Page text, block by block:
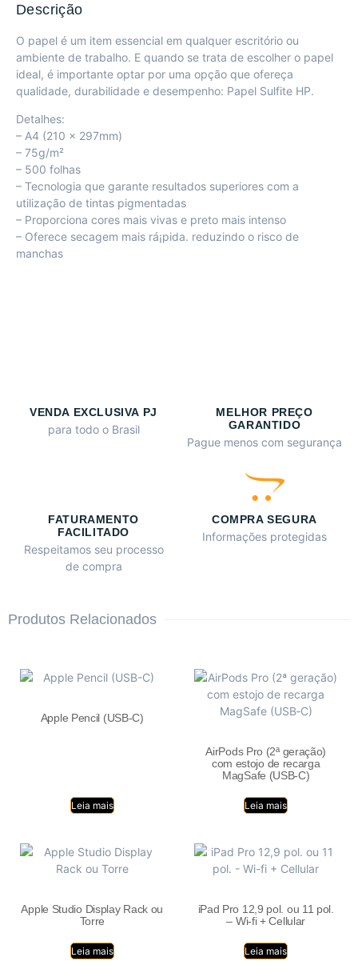
Descrição
O papel é um item essencial em qualquer escritório ou
ambiente de trabalho. E quando se trata de escolher o papel
ideal, é importante optar por uma opção que ofereça
qualidade, durabilidade e desempenho: Papel Sulfite HP.
Detalhes:
– A4 (210 x 297mm)
– 75g/m²
– 500 folhas
– Tecnologia que garante resultados superiores com a
utilização de tintas pigmentadas
– Proporciona cores mais vivas e preto mais intenso
– Oferece secagem mais rá¡pida. reduzindo o risco de
manchas
VENDA EXCLUSIVA PJ
para todo o Brasil
MELHOR PREÇO
GARANTIDO
Pague menos com segurança
FATURAMENTO
FACILITADO
Respeitamos seu processo
de compra
COMPRA SEGURA
Informações protegidas
Produtos Relacionados
Apple Pencil (USB-C)
Leia mais
AirPods Pro (2ª geração)
com estojo de recarga
MagSafe (USB‑C)
Leia mais
Apple Studio Display Rack ou
Torre
Leia mais
iPad Pro 12,9 pol. ou 11 pol.
– Wi-fi + Cellular
Leia mais